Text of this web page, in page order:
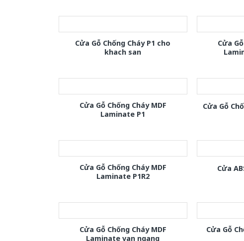
Cửa Gỗ Chống Cháy P1 cho
khach san
Cửa
Cửa Gỗ Chống Cháy MDF
Laminate P1
Cửa Gỗ
Cửa Gỗ Chống Cháy MDF
Laminate P1R2
Cửa
Cửa Gỗ Chống Cháy MDF
Laminate van ngang
Cửa Gỗ